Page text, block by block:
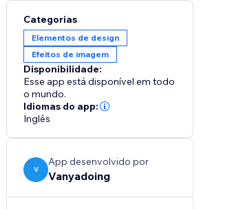
Categorias
Elementos de design
Efeitos de imagem
Disponibilidade:
Esse app está disponível em todo
o mundo.
Idiomas do app:
Inglês
V
App desenvolvido por
Vanyadoing